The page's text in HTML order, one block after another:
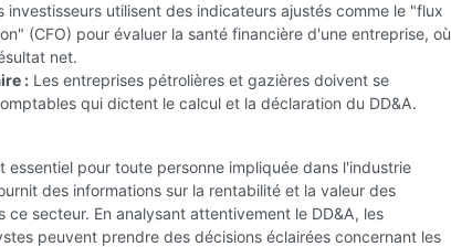
investisseurs utilisent des indicateurs ajustés comme le "flux
(CFO) pour évaluer la santé financière d'une entreprise, où
net.
: Les entreprises pétrolières et gazières doivent se
qui dictent le calcul et la déclaration du DD&A.
essentiel pour toute personne impliquée dans l'industrie
des informations sur la rentabilité et la valeur des
ce secteur. En analysant attentivement le DD&A, les
peuvent prendre des décisions éclairées concernant les